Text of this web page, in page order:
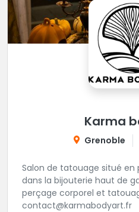
Karma
Grenoble
Salon de tatouage situé en
dans la bijouterie haut de
perçage corporel et
contact@karmabodyart.fr